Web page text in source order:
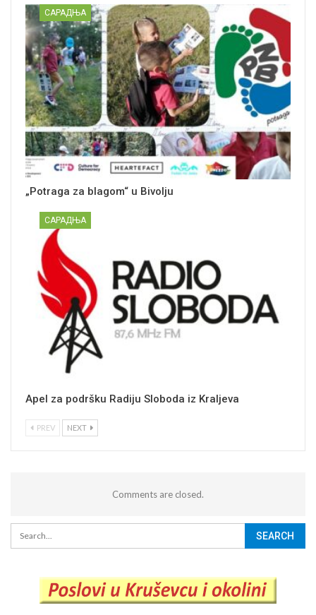
САРАДЊА
„Potraga za blagom“ u Bivolju
САРАДЊА
Apel za podršku Radiju Sloboda iz Kraljeva
PREV NEXT
Comments are closed.